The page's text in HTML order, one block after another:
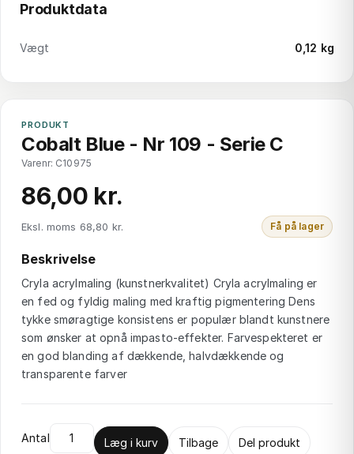
Produktdata
Vægt 0,12 kg
PRODUKT
Cobalt Blue - Nr 109 - Serie C
Varenr: C10975
86,00 kr.
Eksl. moms 68,80 kr. Få på lager
Beskrivelse
Cryla acrylmaling (kunstnerkvalitet) Cryla acrylmaling er
en fed og fyldig maling med kraftig pigmentering Dens
tykke smøragtige konsistens er populær blandt kunstnere
som ønsker at opnå impasto-effekter. Farvespekteret er
en god blanding af dækkende, halvdækkende og
transparente farver
Antal Læg i kurv Tilbage Del produkt